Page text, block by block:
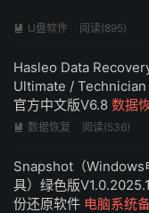
 U盘软件 阅读(895)
Hasleo Data
Ultimate / Technician
官方中文版V6.8 数据
 数据恢复 阅读(536)
Snapshot（Windows
具）绿色版
份还原软件 电脑系统